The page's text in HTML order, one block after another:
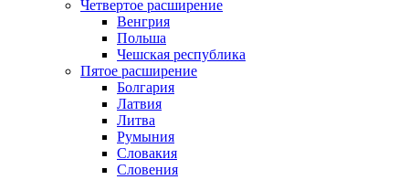
Четвертое расширение
Венгрия
Польша
Чешская республика
Пятое расширение
Болгария
Латвия
Литва
Румыния
Словакия
Словения